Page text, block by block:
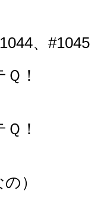
、#1045
！
！
）